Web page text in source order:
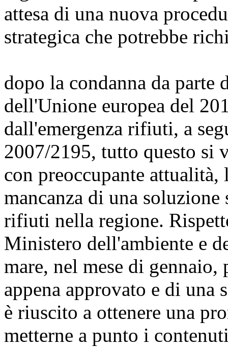
attesa di una nuova
strategica che potrebbe
dopo la condanna da
dell'Unione europea del
dall'emergenza rifiuti, a
2007/2195, tutto questo si
con preoccupante
mancanza di una
rifiuti nella regione.
Ministero dell'ambiente e
mare, nel mese di
appena approvato e di una
è riuscito a ottenere una
metterne a punto i